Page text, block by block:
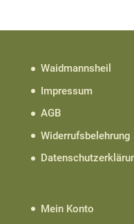
Waidmannsheil
Impressum
AGB
Widerrufsbelehrung
Mein Konto